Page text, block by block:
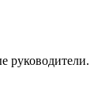
руководители.